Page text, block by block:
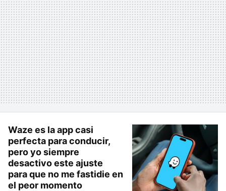
Waze es la app casi
perfecta para conducir,
pero yo siempre
desactivo este ajuste
para que no me fastidie en
el peor momento